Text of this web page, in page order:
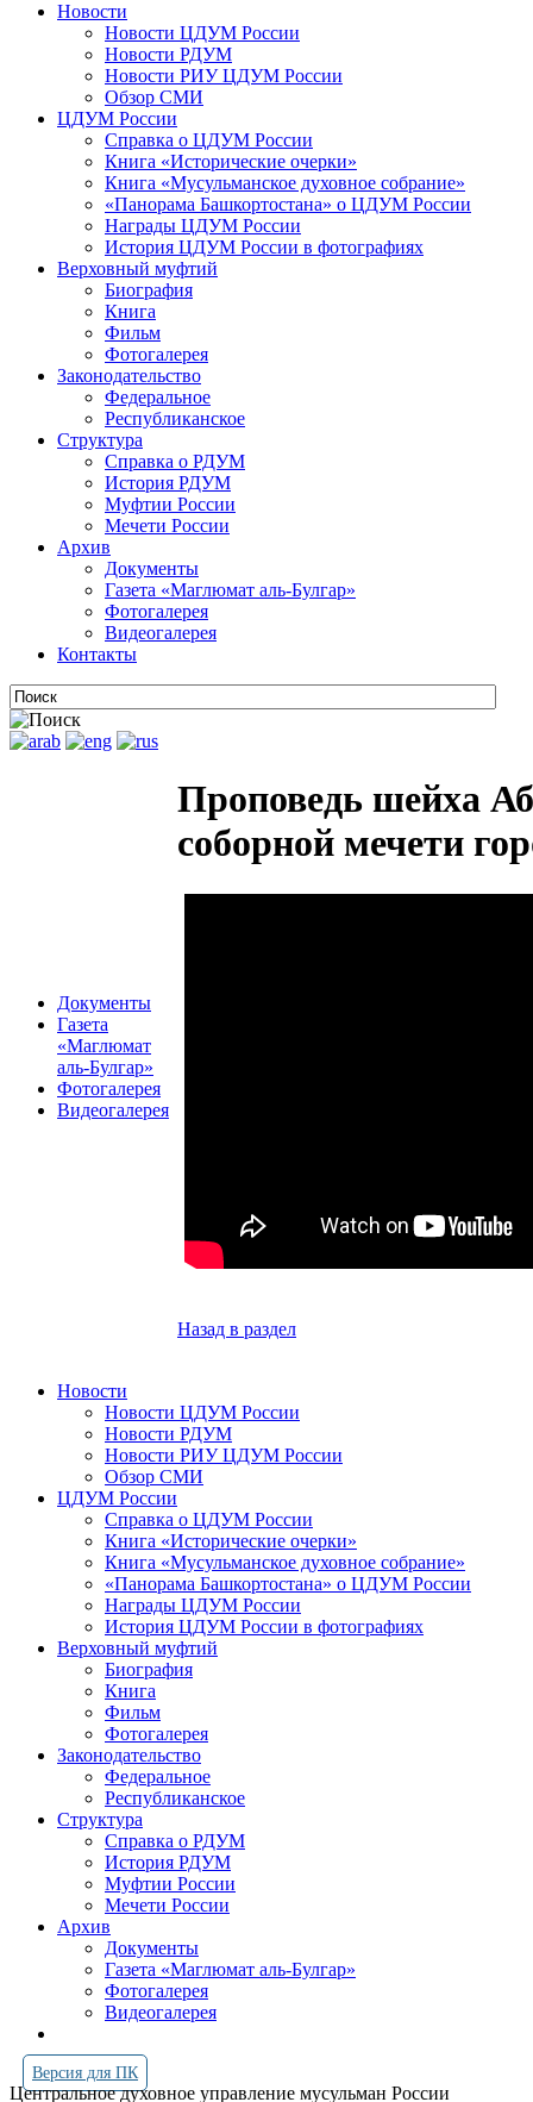
Новости
Новости ЦДУМ России
Новости РДУМ
Новости РИУ ЦДУМ России
Обзор СМИ
ЦДУМ России
Справка о ЦДУМ России
Книга «Исторические очерки»
Книга «Мусульманское духовное собрание»
«Панорама Башкортостана» о ЦДУМ России
Награды ЦДУМ России
История ЦДУМ России в фотографиях
Верховный муфтий
Биография
Книга
Фильм
Фотогалерея
Законодательство
Федеральное
Республиканское
Структура
Справка о РДУМ
История РДУМ
Муфтии России
Мечети России
Архив
Документы
Газета «Маглюмат аль-Булгар»
Фотогалерея
Видеогалерея
Контакты
Документы
Газета
«Маглюмат
аль-Булгар»
Фотогалерея
Видеогалерея
Проповедь шейха
соборной мечети
Назад в раздел
Новости
Новости ЦДУМ России
Новости РДУМ
Новости РИУ ЦДУМ России
Обзор СМИ
ЦДУМ России
Справка о ЦДУМ России
Книга «Исторические очерки»
Книга «Мусульманское духовное собрание»
«Панорама Башкортостана» о ЦДУМ России
Награды ЦДУМ России
История ЦДУМ России в фотографиях
Верховный муфтий
Биография
Книга
Фильм
Фотогалерея
Законодательство
Федеральное
Республиканское
Структура
Справка о РДУМ
История РДУМ
Муфтии России
Мечети России
Архив
Документы
Газета «Маглюмат аль-Булгар»
Фотогалерея
Видеогалерея
Версия для ПК
Центральное духовное управление мусульман России